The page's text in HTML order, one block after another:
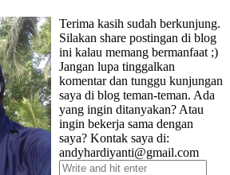
Terima kasih sudah berkunjung.
Silakan share postingan di blog
ini kalau memang bermanfaat ;)
Jangan lupa tinggalkan
komentar dan tunggu kunjungan
saya di blog teman-teman. Ada
yang ingin ditanyakan? Atau
ingin bekerja sama dengan
saya? Kontak saya di:
andyhardiyanti@gmail.com